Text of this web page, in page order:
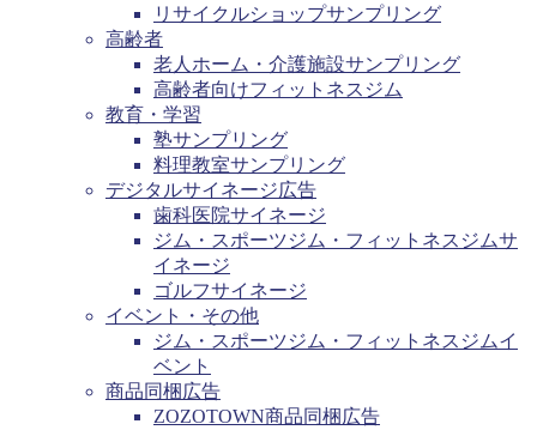
リサイクルショップサンプリング
高齢者
老人ホーム・介護施設サンプリング
高齢者向けフィットネスジム
教育・学習
塾サンプリング
料理教室サンプリング
デジタルサイネージ広告
歯科医院サイネージ
ジム・スポーツジム・フィットネスジムサ
イネージ
ゴルフサイネージ
イベント・その他
ジム・スポーツジム・フィットネスジムイ
ベント
商品同梱広告
ZOZOTOWN商品同梱広告